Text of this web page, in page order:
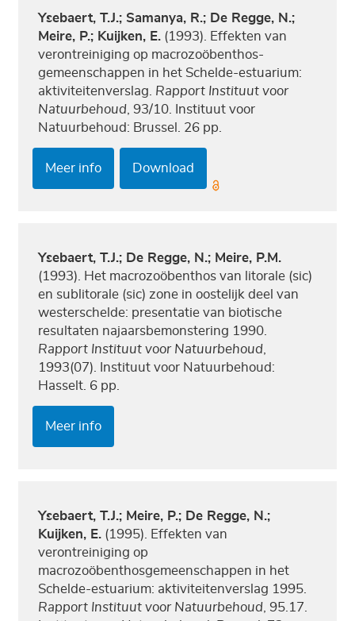
Ysebaert, T.J.; Samanya, R.; De Regge, N.;
Meire, P.; Kuijken, E. (1993). Effekten van
verontreiniging op macrozoöbenthos-
gemeenschappen in het Schelde-estuarium:
aktiviteitenverslag. Rapport Instituut voor
Natuurbehoud , 93/10. Instituut voor
Natuurbehoud: Brussel. 26 pp.
Meer info Download
Ysebaert, T.J.; De Regge, N.; Meire, P.M.
(1993). Het macrozoöbenthos van litorale (sic)
en sublitorale (sic) zone in oostelijk deel van
westerschelde: presentatie van biotische
resultaten najaarsbemonstering 1990.
Rapport Instituut voor Natuurbehoud
1993(07). Instituut voor Natuurbehoud:
Hasselt. 6 pp.
Meer info
Ysebaert, T.J.; Meire, P.; De Regge, N.;
Kuijken, E. (1995). Effekten van
verontreiniging op
macrozoöbenthosgemeenschappen in het
Schelde-estuarium: aktiviteitenverslag 1995.
Rapport Instituut voor Natuurbehoud , 95.17.